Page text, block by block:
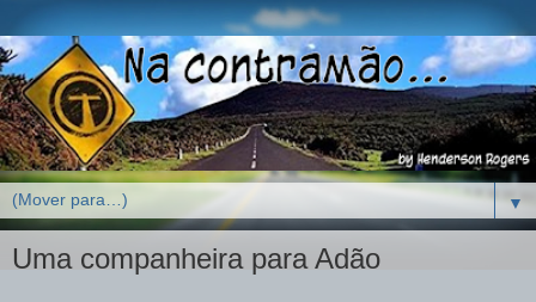
▼
Uma companheira para Adão